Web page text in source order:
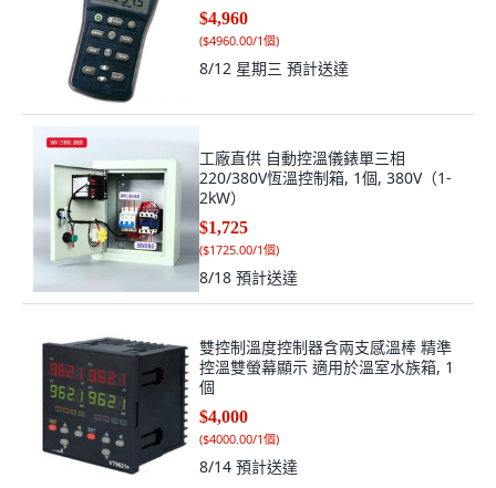
$4,960
($4960.00/1個)
8/12 星期三 預計送達
工廠直供 自動控溫儀錶單三相
220/380V恆溫控制箱, 1個, 380V（1-
2kW）
$1,725
($1725.00/1個)
8/18 預計送達
雙控制溫度控制器含兩支感溫棒 精準
控溫雙螢幕顯示 適用於溫室水族箱, 1
個
$4,000
($4000.00/1個)
8/14 預計送達